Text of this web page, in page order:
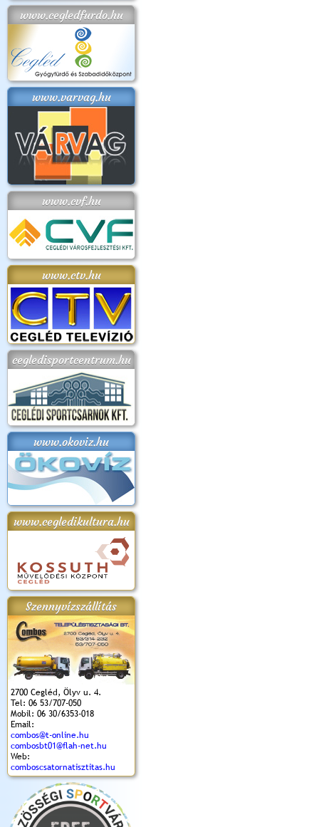
www.cegledfurdo.hu
www.varvag.hu
www.cvf.hu
www.ctv.hu
cegledisportcentrum.hu
www.okoviz.hu
www.cegledikultura.hu
Szennyvízszállítás
2700 Cegléd, Ölyv u. 4.
Tel: 06 53/707-050
Mobil: 06 30/6353-018
Email:
combos@t-online.hu
combosbt01@flah-net.hu
Web:
comboscsatornatisztitas.hu
2018.
Kossuth Toborzó
Ünnepély
Szent István Ünnepe
(2017. 08. 20.)